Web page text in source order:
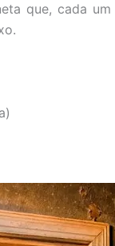
que, cada